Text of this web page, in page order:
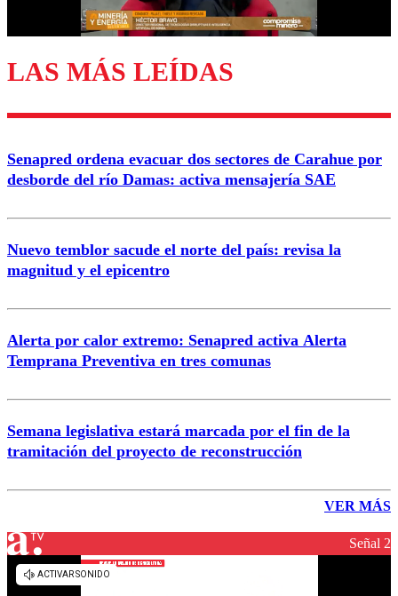
Enviar comentario
LAS MÁS LEÍDAS
Senapred ordena evacuar dos sectores de Carahue por
desborde del río Damas: activa mensajería SAE
Nuevo temblor sacude el norte del país: revisa la
magnitud y el epicentro
Alerta por calor extremo: Senapred activa Alerta
Temprana Preventiva en tres comunas
Semana legislativa estará marcada por el fin de la
tramitación del proyecto de reconstrucción
VER MÁS
Señal 2